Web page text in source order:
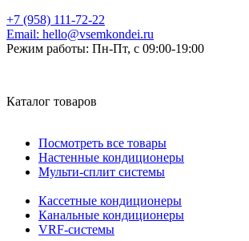
+7 (958) 111-72-22
Email: hello@vsemkondei.ru
Режим работы: Пн-Пт, с 09:00-19:00
Каталог товаров
Посмотреть все товары
Настенные кондиционеры
Мульти-сплит системы
Кассетные кондиционеры
Канальные кондиционеры
VRF-системы